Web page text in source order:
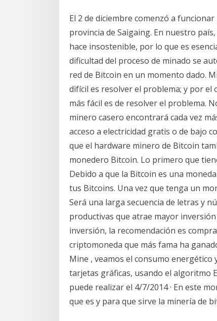
El 2 de diciembre comenzó a
provincia de Saigaing. En nuestro
hace insostenible, por lo que es
dificultad del proceso de minado se
red de Bitcoin en un momento dado.
difícil es resolver el problema; y por
más fácil es de resolver el problema.
minero casero encontrará cada vez
acceso a electricidad gratis o de bajo
que el hardware minero de Bitcoin
monedero Bitcoin. Lo primero que
Debido a que la Bitcoin es una
tus Bitcoins. Una vez que tenga un
Será una larga secuencia de letras y
productivas que atrae mayor
inversión, la recomendación es
criptomoneda que más fama ha
Mine , veamos el consumo
tarjetas gráficas, usando el algoritmo
puede realizar el 4/7/2014 · En este
que es y para que sirve la minería de